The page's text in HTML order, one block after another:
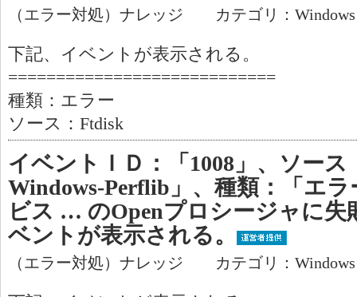
（エラー対処）ナレッジ カテゴリ：
下記、イベントが表示される。
============================
種類：エラー
ソース：Ftdisk
イベントＩＤ：「1008」、ソース
Windows-Perflib」、種類：「エ
ビス … のOpenプロシージャに失
ベントが表示される。
（エラー対処）ナレッジ カテゴリ：